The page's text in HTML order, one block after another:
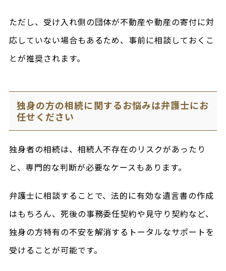
ただし、受け入れ側の団体が不動産や動産の寄付に対
応していない場合もあるため、事前に相談しておくこ
とが推奨されます。
独身の方の相続に関するお悩みは弁護士にお
任せください
独身者の相続は、相続人不存在のリスクがあったり
と、専門的な判断が必要なケースもあります。
弁護士に相談することで、法的に有効な遺言書の作成
はもちろん、死後の事務委任契約や見守り契約など、
独身の方特有の不安を解消するトータルなサポートを
受けることが可能です。